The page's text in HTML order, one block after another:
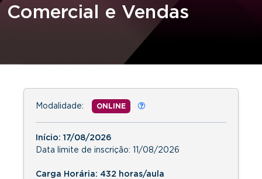
Comercial e Vendas
Modalidade: ONLINE
Início: 17/08/2026
Data limite de inscrição: 11/08/2026
Carga Horária: 432 horas/aula